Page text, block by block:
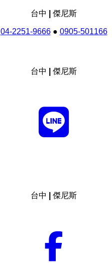
台中 | 傑尼斯
04-2251-9666● 0905-501166
台中 | 傑尼斯
台中 | 傑尼斯